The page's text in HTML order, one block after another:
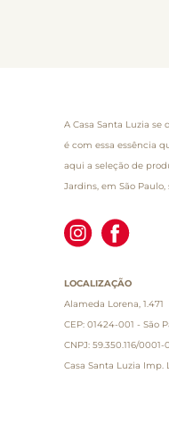
A Casa Santa Luzia
é com essa essência
aqui a seleção de
Jardins, em São
LOCALIZAÇÃO
Alameda Lorena, 1.471
CEP: 01424-001 - São
CNPJ: 59.350.116/0001-
Casa Santa Luzia Imp.